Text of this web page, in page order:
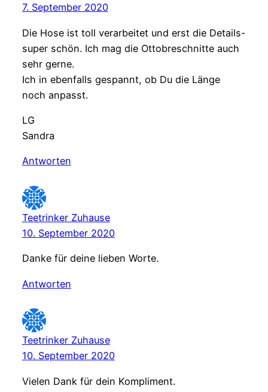
7. September 2020
Die Hose ist toll verarbeitet und erst die Details-
super schön. Ich mag die Ottobreschnitte auch
sehr gerne.
Ich in ebenfalls gespannt, ob Du die Länge
noch anpasst.
LG
Sandra
Antworten
Teetrinker Zuhause
10. September 2020
Danke für deine lieben Worte.
Antworten
Teetrinker Zuhause
10. September 2020
Vielen Dank für dein Kompliment.